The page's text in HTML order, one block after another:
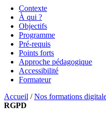
Contexte
À qui ?
Objectifs
Programme
Pré-requis
Points forts
Approche pédagogique
Accessibilité
Formateur
Accueil /Nos formations
RGPD